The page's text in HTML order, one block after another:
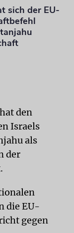
sich der EU-
den
Israels
als
der
die EU-
gegen